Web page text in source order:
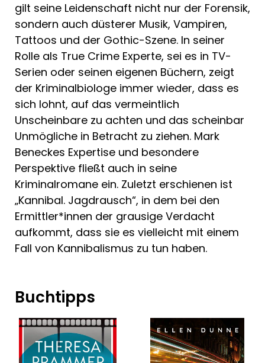
gilt seine Leidenschaft nicht nur der Forensik,
sondern auch düsterer Musik, Vampiren,
Tattoos und der Gothic-Szene. In seiner
Rolle als True Crime Experte, sei es in TV-
Serien oder seinen eigenen Büchern, zeigt
der Kriminalbiologe immer wieder, dass es
sich lohnt, auf das vermeintlich
Unscheinbare zu achten und das scheinbar
Unmögliche in Betracht zu ziehen. Mark
Beneckes Expertise und besondere
Perspektive fließt auch in seine
Kriminalromane ein. Zuletzt erschienen ist
„Kannibal. Jagdrausch“, in dem bei den
Ermittler*innen der grausige Verdacht
aufkommt, dass sie es vielleicht mit einem
Fall von Kannibalismus zu tun haben.
Buchtipps